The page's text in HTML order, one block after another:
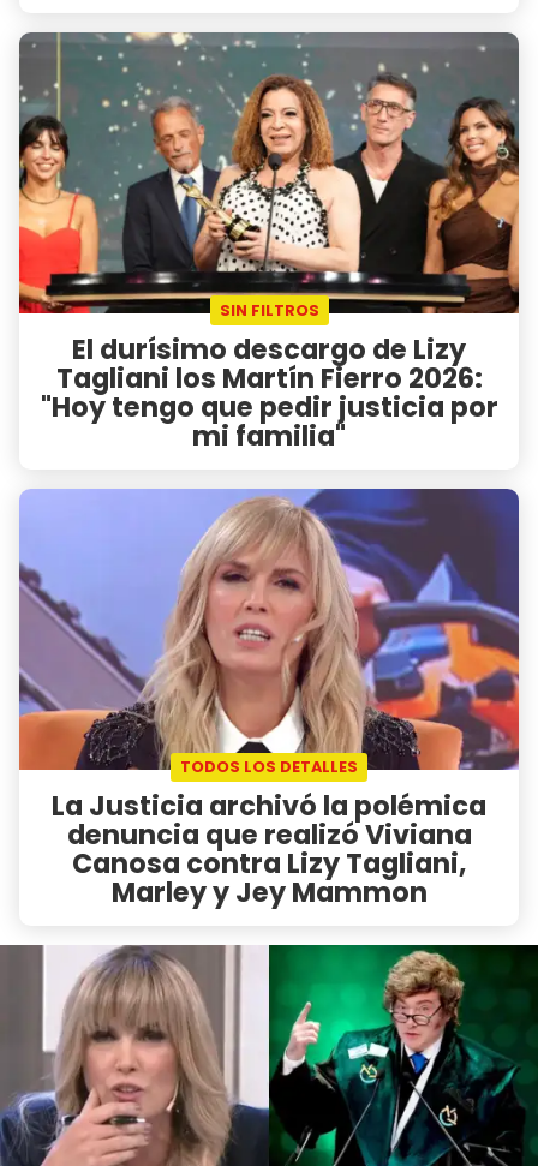
SIN FILTROS
El durísimo descargo de Lizy
Tagliani los Martín Fierro 2026:
"Hoy tengo que pedir justicia por
mi familia"
TODOS LOS DETALLES
La Justicia archivó la polémica
denuncia que realizó Viviana
Canosa contra Lizy Tagliani,
Marley y Jey Mammon